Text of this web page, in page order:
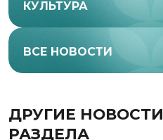
КУЛЬТУРА
ВСЕ НОВОСТИ
ДРУГИЕ НОВОСТИ
РАЗДЕЛА